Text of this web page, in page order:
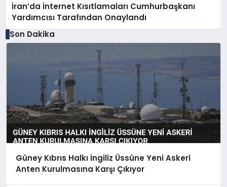
İran’da İnternet Kısıtlamaları Cumhurbaşkanı
Yardımcısı Tarafından Onaylandı
Son Dakika
Güney Kıbrıs Halkı İngiliz Üssüne Yeni Askeri
Anten Kurulmasına Karşı Çıkıyor